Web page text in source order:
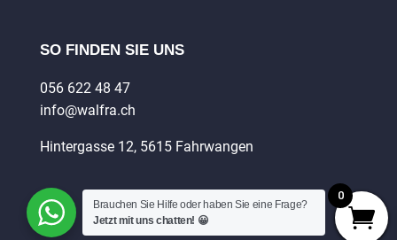
SO FINDEN SIE UNS
056 622 48 47
info@walfra.ch
Hintergasse 12, 5615 Fahrwangen
Brauchen Sie Hilfe oder haben Sie eine Frage?
Jetzt mit uns chatten! 😀
0